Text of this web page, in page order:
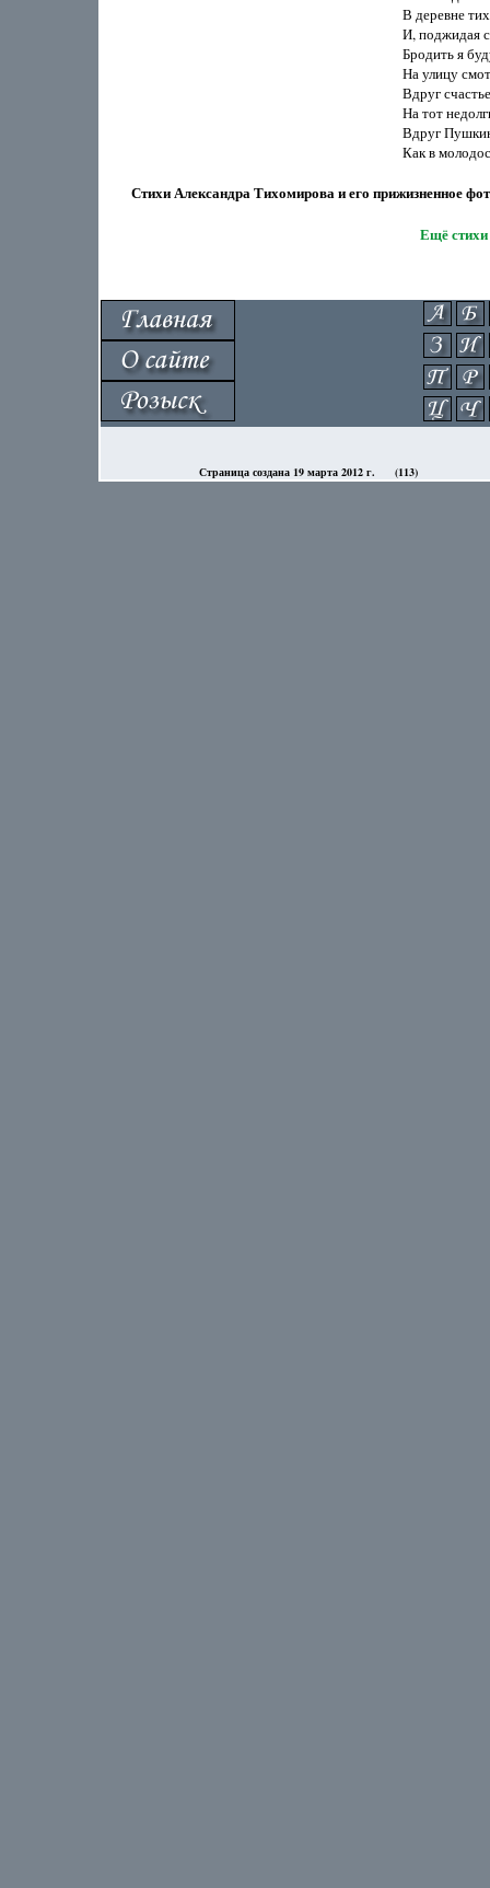
В деревне
И, поджидая
Бродить я
На улицу
Вдруг
На тот
Вдруг
Стихи Александра Тихомирова и его прижизненное
Ещё
Страница создана 19 марта 2012 г. (113)